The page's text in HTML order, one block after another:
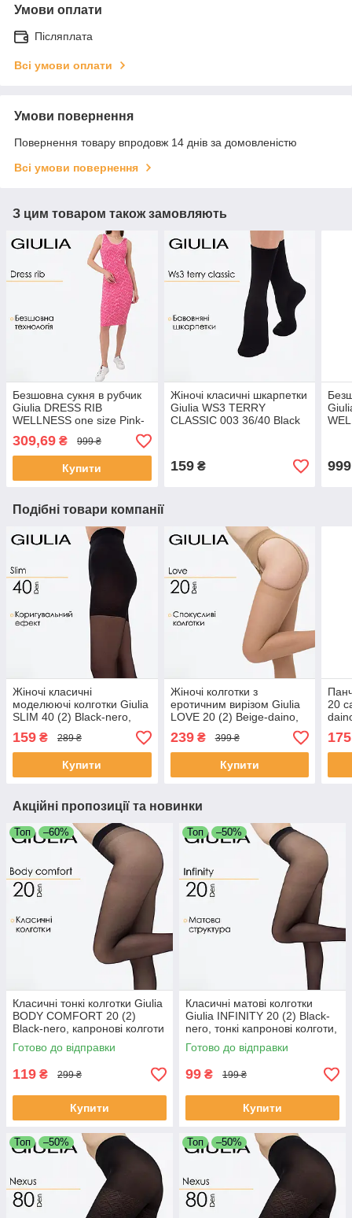
Умови оплати
Післяплата
Всі умови оплати
Умови повернення
Повернення товару впродовж 14 днів за домовленістю
Всі умови повернення
З цим товаром також замовляють
Безшовна сукня в рубчик
Giulia DRESS RIB
WELLNESS one size Pink-
bubblegum, Безшовна
сукня
309,69 ₴ 999 ₴
Купити
Жіночі класичні шкарпетки
Giulia WS3 TERRY
CLASSIC 003 36/40 Black
159₴ 999
Подібні товари компанії
Жіночі класичні
моделюючі колготки Giulia
SLIM 40 (2) Black-nero,
коригувальні вироби
159 ₴ 289 ₴
Купити
Жіночі колготки з
еротичним вирізом Giulia
LOVE 20 (2) Beige-daino,
зоною, спокусливі колготи
239₴ 399 ₴
Купити
20
зі
175
Акційні пропозиції та новинки
Топ –60%
Класичні тонкі колготки Giulia
BODY COMFORT 20 (2)
Black-nero, капронові колготи
Джулія, чорні
Готово до відправки
119 ₴ 299 ₴
Купити
Топ –50%
Класичні матові колготки
Giulia INFINITY 20 (2) Black-
nero, тонкі капронові колготи,
жіночі колготки без блиску
Готово до відправки
99 ₴ 199 ₴
Купити
Топ –50% Топ –50%